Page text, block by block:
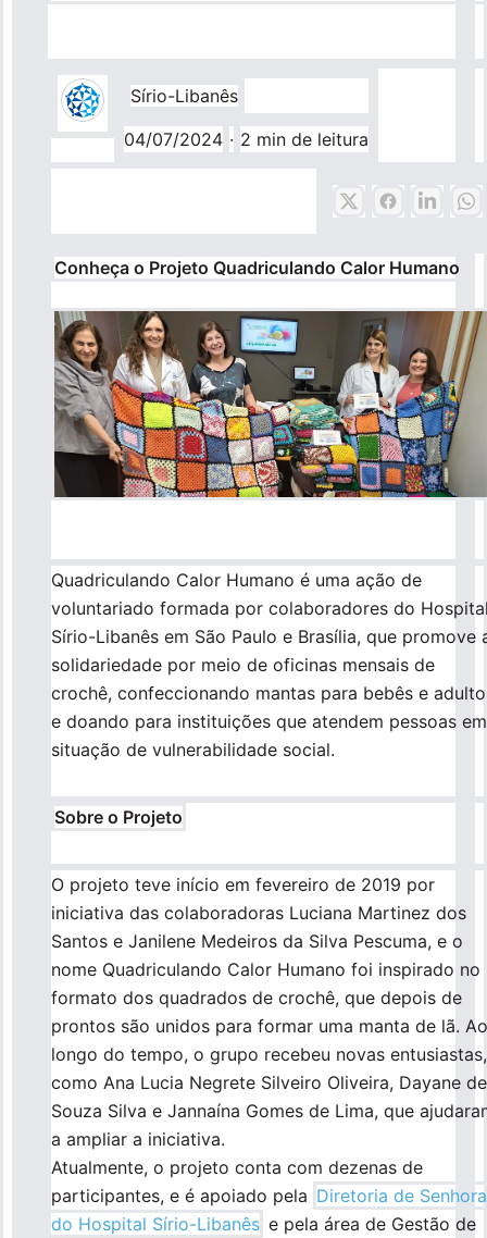
Agendamentos
Nossas Unidades
Navegação
principal
Sobre
Para você
Profissionais da saúde
Sírio-Libanês
04/07/2024 · 2 min de leitura
Conheça o Projeto Quadriculando Calor Humano
Quadriculando Calor Humano é uma ação de
voluntariado formada por colaboradores do
Sírio-Libanês em São Paulo e Brasília, que promove
solidariedade por meio de oficinas mensais de
crochê, confeccionando mantas para bebês e
e doando para instituições que atendem pessoas em
situação de vulnerabilidade social.
Sobre o Projeto
O projeto teve início em fevereiro de 2019 por
iniciativa das colaboradoras Luciana Martinez dos
Santos e Janilene Medeiros da Silva Pescuma, e o
nome Quadriculando Calor Humano foi inspirado no
formato dos quadrados de crochê, que depois de
prontos são unidos para formar uma manta de lã. Ao
longo do tempo, o grupo recebeu novas entusiastas,
como Ana Lucia Negrete Silveiro Oliveira, Dayane de
Souza Silva e Jannaína Gomes de Lima, que
a ampliar a iniciativa.
Atualmente, o projeto conta com dezenas de
participantes, e é apoiado pela Diretoria de
do Hospital Sírio-Libanês e pela área de Gestão de